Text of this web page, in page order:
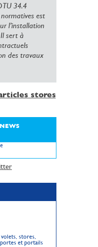
34.4
est
l’installation
sert à
des travaux
stores
stores,
et portails